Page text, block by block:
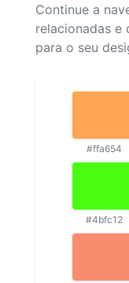
Continue a
relacionadas e
para o seu
#ffa654
#4bfc12